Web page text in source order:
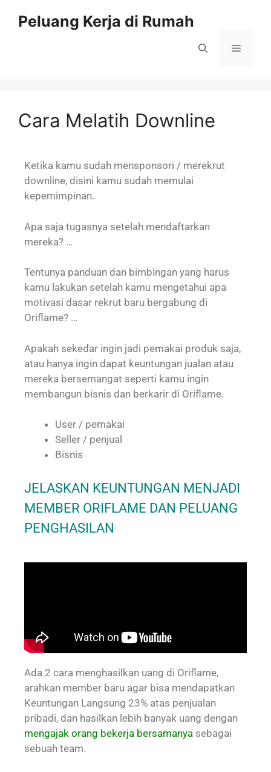
Peluang Kerja di Rumah
Cara Melatih Downline
Ketika kamu sudah mensponsori / merekrut
downline, disini kamu sudah memulai
kepemimpinan.
Apa saja tugasnya setelah mendaftarkan
mereka? …
Tentunya panduan dan bimbingan yang harus
kamu lakukan setelah kamu mengetahui apa
motivasi dasar rekrut baru bergabung di
Oriflame? …
Apakah sekedar ingin jadi pemakai produk saja,
atau hanya ingin dapat keuntungan jualan atau
mereka bersemangat seperti kamu ingin
membangun bisnis dan berkarir di Oriflame.
User / pemakai
Seller / penjual
Bisnis
JELASKAN KEUNTUNGAN MENJADI
MEMBER ORIFLAME DAN PELUANG
PENGHASILAN
Ada 2 cara menghasilkan uang di Oriflame,
arahkan member baru agar bisa mendapatkan
Keuntungan Langsung 23% atas penjualan
pribadi, dan hasilkan lebih banyak uang dengan
mengajak orang bekerja bersamanya sebagai
sebuah team.